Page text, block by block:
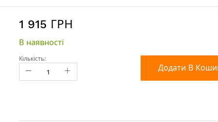
1 915 ГРН
В наявності
Кількість:
Додати В